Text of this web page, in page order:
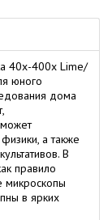
40х-400х Lime/
юного
дома
а также
В
правило
микроскопы
в ярких